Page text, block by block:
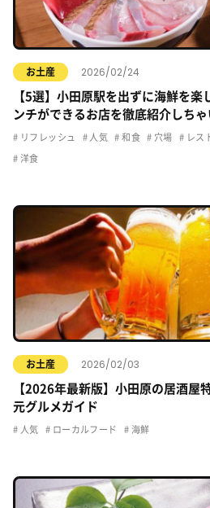
お土産 2026/02/24
【5選】小田原駅を出ずに海鮮を楽
ンチができるお店を徹底紹介しちゃ
リフレッシュ 人気 和食 穴場 レス
洋食
お土産 2026/02/03
【2026年最新版】小田原の居酒屋
元グルメガイド
人気 ローカルフード 海鮮